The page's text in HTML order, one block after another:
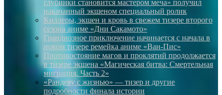
глубинки становится мастером меча» получил
накачанный экшеном специальный ролик
Киллеры, экшен и кровь в свежем тизере второго
сезона аниме «Дни Сакамото»
Грандиозное приключение начинается с начала в
новом тизере ремейка аниме «Ван-Пис»
Противостояние магов и проклятий продолжается
в тизере экшена «Магическая битва: Смертельная
миграция. Часть 2»
«Рандеву с жизнью» — тизер и другие
подробности финала истории